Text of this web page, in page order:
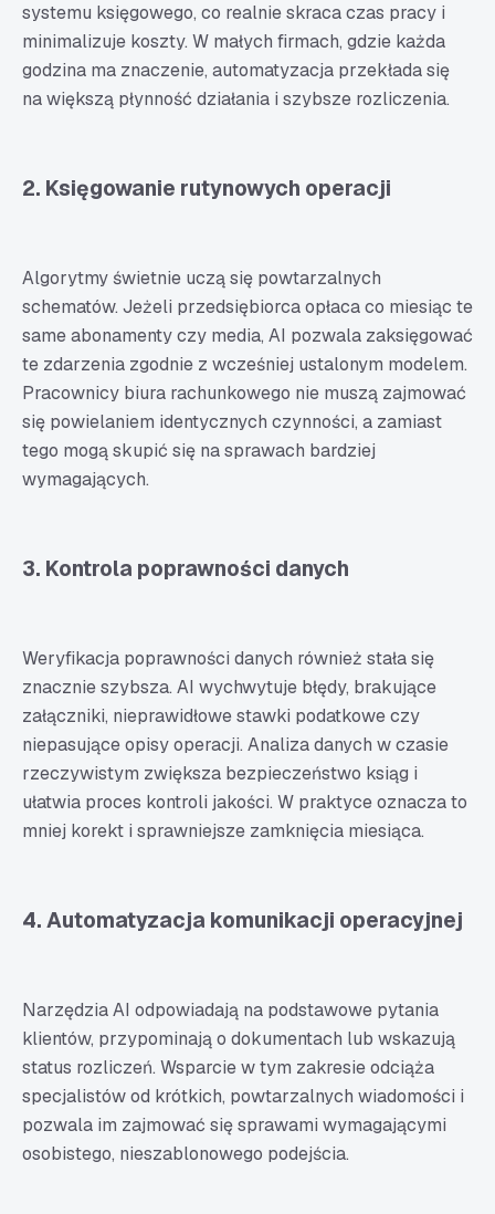
systemu księgowego, co realnie skraca czas pracy i
minimalizuje koszty. W małych firmach, gdzie każda
godzina ma znaczenie, automatyzacja przekłada się
na większą płynność działania i szybsze rozliczenia.
2. Księgowanie rutynowych operacji
Algorytmy świetnie uczą się powtarzalnych
schematów. Jeżeli przedsiębiorca opłaca co miesiąc te
same abonamenty czy media, AI pozwala zaksięgować
te zdarzenia zgodnie z wcześniej ustalonym modelem.
Pracownicy biura rachunkowego nie muszą zajmować
się powielaniem identycznych czynności, a zamiast
tego mogą skupić się na sprawach bardziej
wymagających.
3. Kontrola poprawności danych
Weryfikacja poprawności danych również stała się
znacznie szybsza. AI wychwytuje błędy, brakujące
załączniki, nieprawidłowe stawki podatkowe czy
niepasujące opisy operacji. Analiza danych w czasie
rzeczywistym zwiększa bezpieczeństwo ksiąg i
ułatwia proces kontroli jakości. W praktyce oznacza to
mniej korekt i sprawniejsze zamknięcia miesiąca.
4. Automatyzacja komunikacji operacyjnej
Narzędzia AI odpowiadają na podstawowe pytania
klientów, przypominają o dokumentach lub wskazują
status rozliczeń. Wsparcie w tym zakresie odciąża
specjalistów od krótkich, powtarzalnych wiadomości i
pozwala im zajmować się sprawami wymagającymi
osobistego, nieszablonowego podejścia.